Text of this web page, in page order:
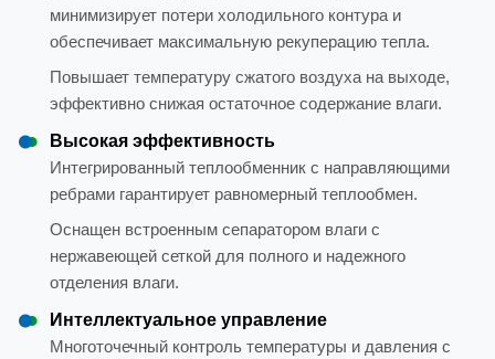
минимизирует потери холодильного контура и
обеспечивает максимальную рекуперацию тепла.
Повышает температуру сжатого воздуха на выходе,
эффективно снижая остаточное содержание влаги.
Высокая эффективность
Интегрированный теплообменник с направляющими
ребрами гарантирует равномерный теплообмен.
Оснащен встроенным сепаратором влаги с
нержавеющей сеткой для полного и надежного
отделения влаги.
Интеллектуальное управление
Многоточечный контроль температуры и давления с